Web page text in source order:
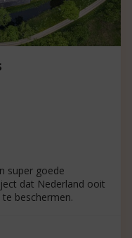
super goede
dat Nederland ooit
beschermen.